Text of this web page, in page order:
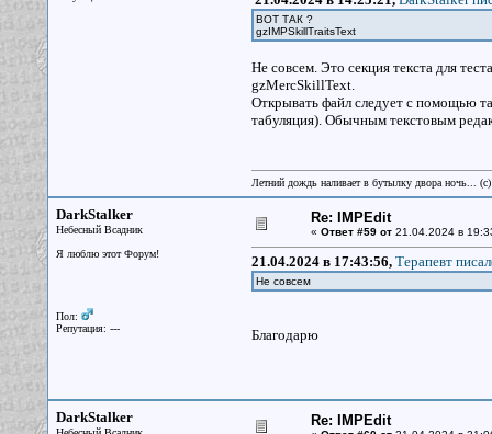
ВОТ ТАК ?
gzIMPSkillTraitsText
Не совсем. Это секция текста для
gzMercSkillText.
Открывать файл следует с помощью
табуляция). Обычным текстовым
Летний дождь наливает в бутылку двора ночь...
DarkStalker
Небесный Всадник
Я люблю этот Форум!
Пол:
Репутация: ---
Re: IMPEdit
« Ответ #59 от21.04.2024 в
21.04.2024 в 17:43:56, Терапевт
Не совсем
Благодарю
DarkStalker Re: IMPEdit